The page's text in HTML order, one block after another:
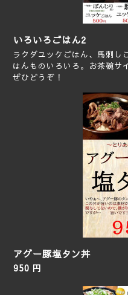
いろいろごはん2
ラクダユッケごはん、馬刺し
はんものいろいろ。お茶碗サ
ぜひどうぞ！
アグー豚塩タン丼
950 円